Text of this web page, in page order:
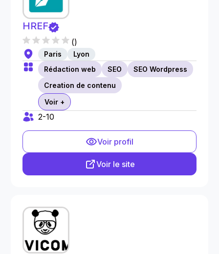
HREF
()
Paris
Lyon
Rédaction web
SEO
SEO Wordpress
Creation de contenu
Voir +
2-10
Voir profil
Voir le site